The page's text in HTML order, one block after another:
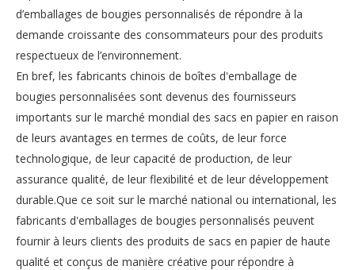
d’emballages de bougies personnalisés de répondre à la
demande croissante des consommateurs pour des produits
respectueux de l’environnement.
En bref, les fabricants chinois de boîtes d'emballage de
bougies personnalisées sont devenus des fournisseurs
importants sur le marché mondial des sacs en papier en raison
de leurs avantages en termes de coûts, de leur force
technologique, de leur capacité de production, de leur
assurance qualité, de leur flexibilité et de leur développement
durable.Que ce soit sur le marché national ou international, les
fabricants d'emballages de bougies personnalisés peuvent
fournir à leurs clients des produits de sacs en papier de haute
qualité et conçus de manière créative pour répondre à